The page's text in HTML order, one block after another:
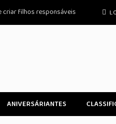
criar filhos responsáveis
ANIVERSÁRIANTES